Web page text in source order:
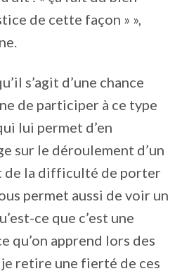
de cette façon » »,
s’agit d’une chance
de participer à ce type
lui permet d’en
sur le déroulement d’un
de la difficulté de porter
permet aussi de voir un
ce que c’est une
qu’on apprend lors des
retire une fierté de ces